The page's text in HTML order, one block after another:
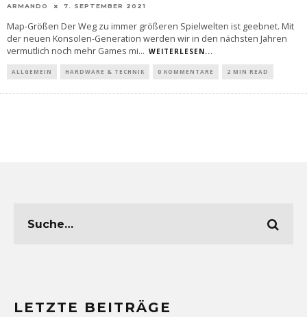
ARMANDO 7. SEPTEMBER 2021
Map-Größen Der Weg zu immer größeren Spielwelten ist geebnet. Mit
der neuen Konsolen-Generation werden wir in den nächsten Jahren
vermutlich noch mehr Games mi... WEITERLESEN...
ALLGEMEIN HARDWARE & TECHNIK 0 KOMMENTARE 2 MIN READ
LETZTE BEITRÄGE